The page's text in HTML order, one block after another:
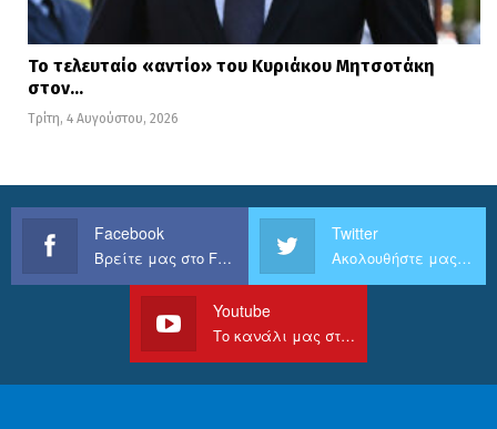
Το τελευταίο «αντίο» του Κυριάκου Μητσοτάκη
στον…
Τρίτη, 4 Αυγούστου, 2026
Facebook
Βρείτε μας στο Facebook
Twitter
Ακολουθήστε μας στο Twitter
Youtube
Το κανάλι μας στο Youtube